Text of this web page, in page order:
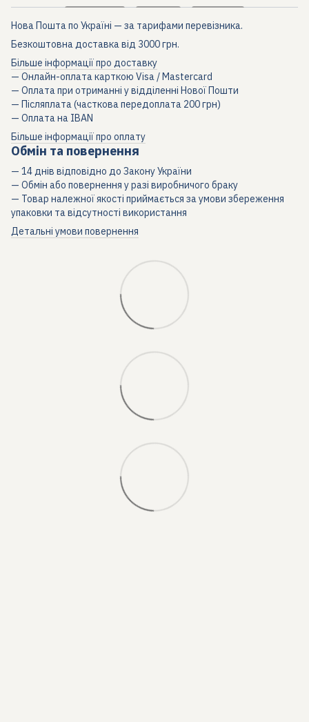
Нова Пошта по Україні — за тарифами перевізника.
Безкоштовна доставка від 3000 грн.
Більше інформації про доставку
— Онлайн-оплата карткою Visa / Mastercard
— Оплата при отриманні у відділенні Нової Пошти
— Післяплата (часткова передоплата 200 грн)
— Оплата на IBAN
Більше інформації про оплату
Обмін та повернення
— 14 днів відповідно до Закону України
— Обмін або повернення у разі виробничого браку
— Товар належної якості приймається за умови збереження
упаковки та відсутності використання
Детальні умови повернення